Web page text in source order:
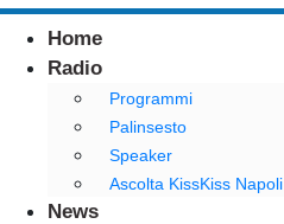
Home
Radio
Programmi
Palinsesto
Speaker
Ascolta KissKiss Napoli
News